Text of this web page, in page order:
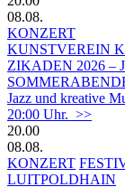
08.08.
KONZERT
KUNSTVEREIN
ZIKADEN 2026 –
Jazz und kreative
20:00 Uhr. >>
20.00
08.08.
KONZERT
LUITPOLDHAIN